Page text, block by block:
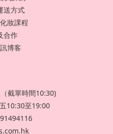
送方式
妝課程
合作
博客
截單時間10:30)
10:30至19:00